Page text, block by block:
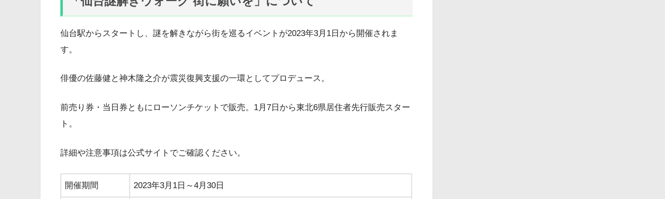
仙台駅からスタートし、謎を解きながら街を巡るイベントが2023年3月1日から開催されま
す。
俳優の佐藤健と神木隆之介が震災復興支援の一環としてプロデュース。
前売り券・当日券ともにローソンチケットで販売。1月7日から東北6県居住者先行販売スター
ト。
詳細や注意事項は公式サイトでご確認ください。
開催期間 2023年3月1日～4月30日